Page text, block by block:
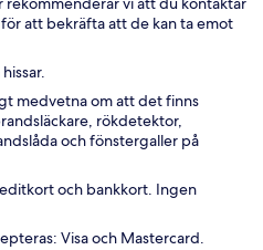
att bekräfta att de kan ta emot
medvetna om att det finns
rökdetektor,
och fönstergaller på
och bankkort. Ingen
Visa och Mastercard.